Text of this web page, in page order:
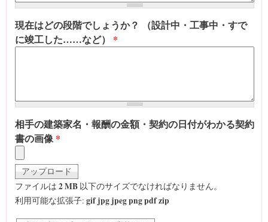
現在はどの段階でしょうか？ （設計中・工事中・すで
に竣工した……など） *
相手の建築家名・報酬の金額・契約の日付がわかる契約
書の画像*
ファイルは 2 MB 以下のサイズでなければなりません。
利用可能な拡張子: gif jpg jpeg png pdf zip